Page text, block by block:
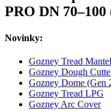
PRO DN 70–100
Novinky:
Gozney Tread Mantel
Gozney Dough
Gozney Dome (Gen
Gozney Tread LPG
Gozney Arc Cover